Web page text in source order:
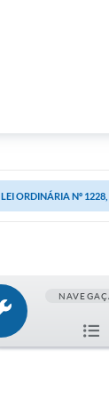
LEI ORDINÁRIA Nº